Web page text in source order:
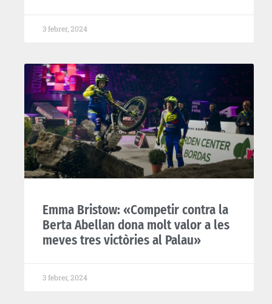
3 febrer, 2024
Emma Bristow: «Competir contra la
Berta Abellan dona molt valor a les
meves tres victòries al Palau»
3 febrer, 2024